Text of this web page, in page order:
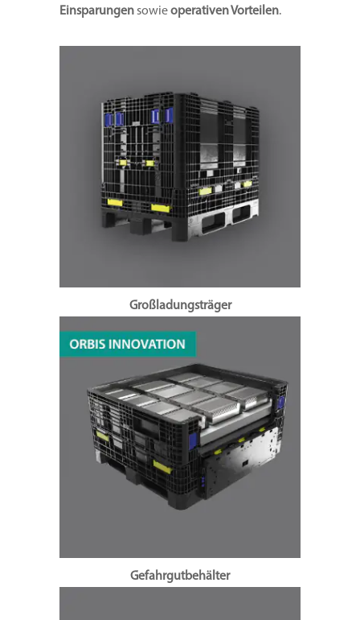
Einsparungensowieoperativen Vorteilen.
Großladungsträger
Gefahrgutbehälter